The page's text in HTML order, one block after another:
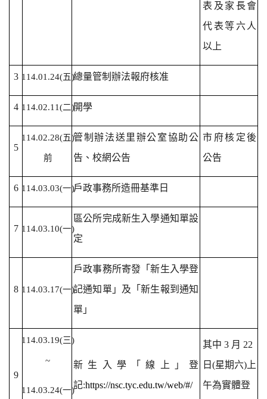
表及家長會
代表等六人
以上
3 114.01.24(五)總量管制辦法報府核准
4 114.02.11(二)開學
5
114.02.28(五)
前
管制辦法送里辦公室協助公
告、校網公告
市府核定後
公告
6 114.03.03(一)戶政事務所造冊基準日
7 114.03.10(一)
區公所完成新生入學通知單設
定
8 114.03.17(一)
戶政事務所寄發「新生入學登
記通知單」及「新生報到通知
單」
9
114.03.19(三)
~
114.03.24(一)
新生入學「線上」登
記:https://nsc.tyc.edu.tw/web/#/
其中 3 月 22
日(星期六)上
午為實體登